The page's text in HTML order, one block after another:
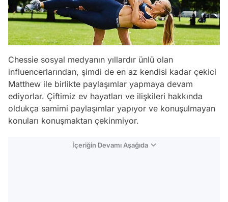
Chessie sosyal medyanın yıllardır ünlü olan
influencerlarından, şimdi de en az kendisi kadar çekici
Matthew ile birlikte paylaşımlar yapmaya devam
ediyorlar. Çiftimiz ev hayatları ve ilişkileri hakkında
oldukça samimi paylaşımlar yapıyor ve konuşulmayan
konuları konuşmaktan çekinmiyor.
İçeriğin Devamı Aşağıda